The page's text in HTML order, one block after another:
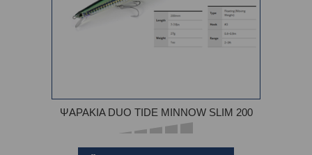
ΨΑΡΑΚΙΑ DUO TIDE MINNOW SLIM 200